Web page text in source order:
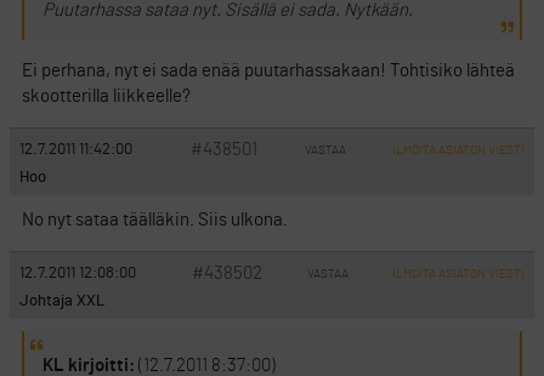
Puutarhassa sataa nyt. Sisällä ei sada. Nytkään.
Ei perhana, nyt ei sada enää puutarhassakaan! Tohtisiko lähteä
skootterilla liikkeelle?
12.7.2011 11:42:00 #438501 VASTAA ILMOITA ASIATON VIESTI
Hoo
No nyt sataa täälläkin. Siis ulkona.
12.7.2011 12:08:00 #438502 VASTAA ILMOITA ASIATON VIESTI
Johtaja XXL
KL kirjoitti: (12.7.2011 8:37:00)